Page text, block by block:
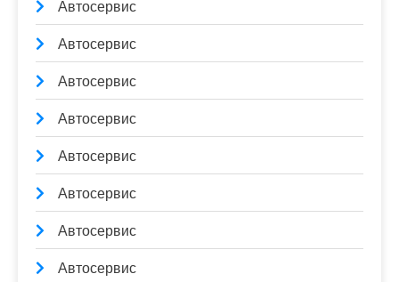
Автосервис
Автосервис
Автосервис
Автосервис
Автосервис
Автосервис
Автосервис
Автосервис